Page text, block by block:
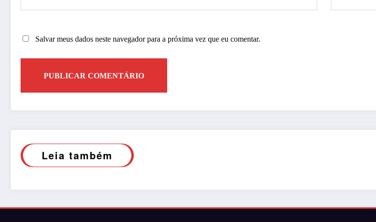
Salvar meus dados neste navegador para a próxima vez que eu comentar.
Leia também